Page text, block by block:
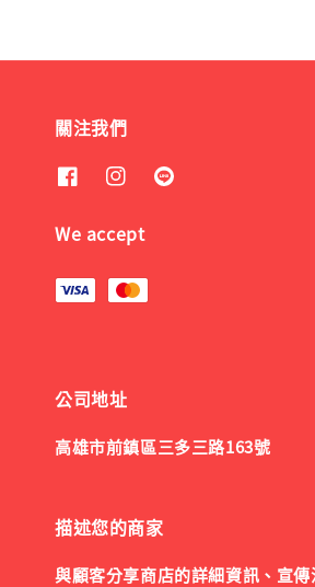
關注我們
We accept
公司地址
高雄市前鎮區三多三路163號
描述您的商家
與顧客分享商店的詳細資訊、宣